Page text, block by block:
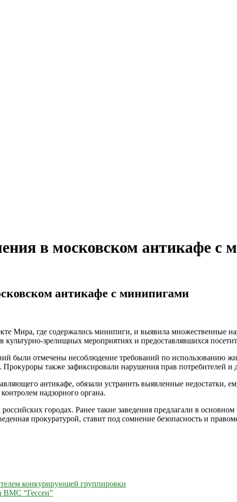
в московском антикафе с
антикафе с минипигами
Мира, где содержались минипиги, и выявила множественные
зрелищных мероприятиях и предоставлявшихся
были отмечены несоблюдение требований по использованию
также зафиксировали нарушения прав потребителей и
антикафе, обязали устранить выявленные недостатки,
надзорного органа.
городах. Ранее такие заведения предлагали в
прокуратурой, ставит под сомнение безопасность и
конкурирующей группировки
ВМС “Гессен”